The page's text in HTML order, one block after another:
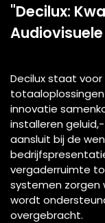
"Decilux:
Decilux staat
innovatie
installeren
aansluit bij de
vergaderruimte
systemen zorgen
wordt
overgebracht.